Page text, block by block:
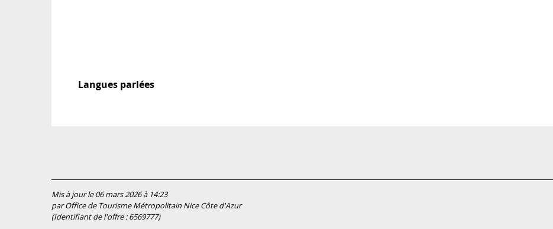
Langues parlées
Langues parlées
Mis à jour le 06 mars 2026 à 14:23
par Office de Tourisme Métropolitain Nice Côte d'Azur
(Identifiant de l'offre :6569777)